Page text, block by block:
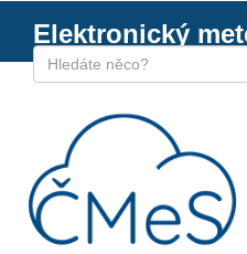
Elektronický